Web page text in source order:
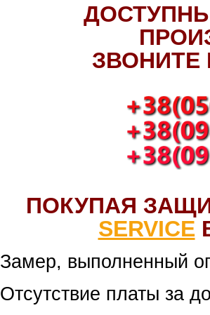
ЗВОНИТЕ
ПОКУПАЯ
SERVICE
Замер, выполненный
Отсутствие платы за